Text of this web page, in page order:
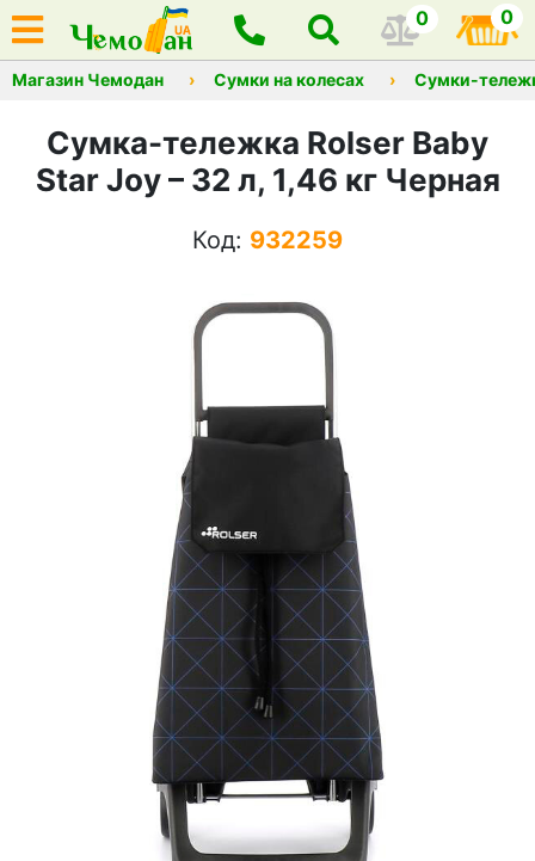
0 0
Магазин Чемодан Сумки на колесах Сумки-
Сумка-тележка Rolser Baby
Star Joy – 32 л, 1,46 кг Черная
Код: 932259